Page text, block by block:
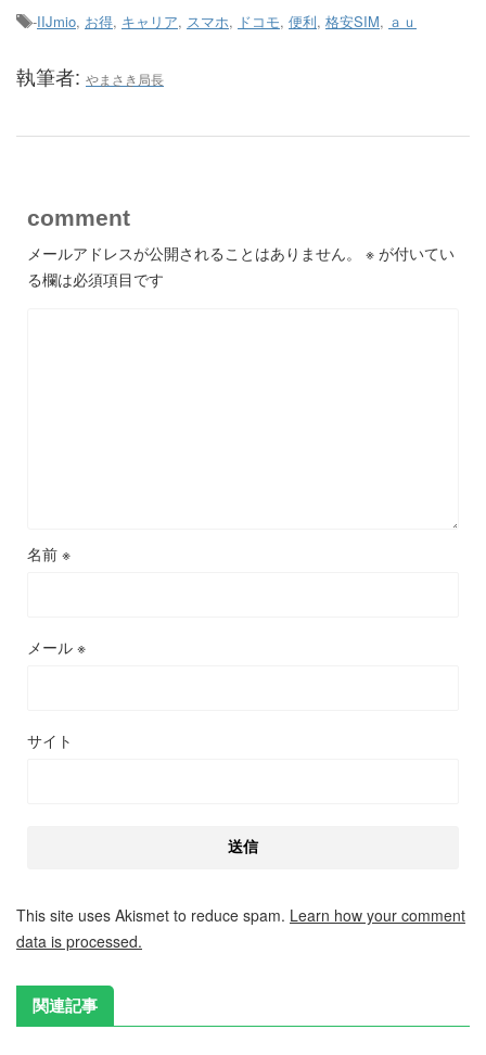
-IIJmio, お得, キャリア, スマホ, ドコモ, 便利, 格安SIM, ａｕ
執筆者: やまさき局長
comment
メールアドレスが公開されることはありません。 ※ が付いてい
る欄は必須項目です
名前 ※
メール ※
サイト
This site uses Akismet to reduce spam. Learn how your comment
data is processed.
関連記事